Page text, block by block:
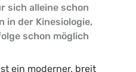
alleine schon
in der Kinesiologie,
schon möglich
ein moderner, breit